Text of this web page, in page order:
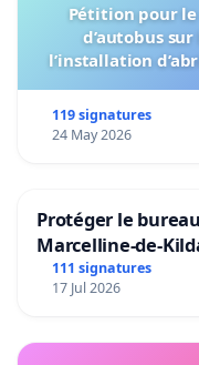
Pétition pour
d’autobus
l’installation
119 signatures
24 May 2026
Protéger le
Marcelline-de-
111 signatures
17 Jul 2026